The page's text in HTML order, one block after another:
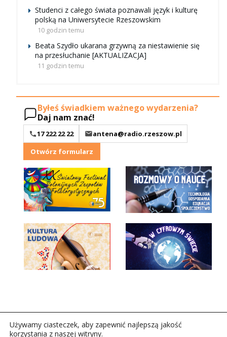
Studenci z całego świata poznawali język i kulturę
polską na Uniwersytecie Rzeszowskim
10 godzin temu
Beata Szydło ukarana grzywną za niestawienie się
na przesłuchanie [AKTUALIZACJA]
11 godzin temu
Byłeś świadkiem ważnego wydarzenia?
Daj nam znać!
17 222 22 22
antena@radio.rzeszow.pl
Otwórz formularz
Używamy ciasteczek, aby zapewnić najlepszą jakość
korzystania z naszej witryny.